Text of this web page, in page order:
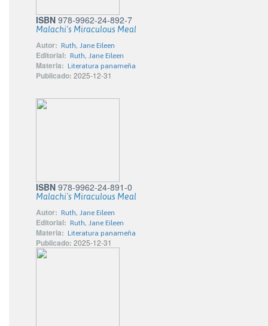
ISBN 978-9962-24-892-7
Malachi's Miraculous Meal
Autor: Ruth, Jane Eileen
Editorial: Ruth, Jane Eileen
Materia: Literatura panameña
Publicado: 2025-12-31
ISBN 978-9962-24-891-0
Malachi's Miraculous Meal
Autor: Ruth, Jane Eileen
Editorial: Ruth, Jane Eileen
Materia: Literatura panameña
Publicado: 2025-12-31